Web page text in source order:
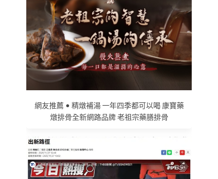
網友推薦 • 精燉補湯 一年四季都可以喝 康寶藥
燉排骨全新網路品牌 老祖宗藥膳排骨